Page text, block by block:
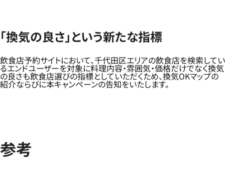
「換気の良さ」という新たな指標
飲食店予約サイトにおいて、千代田区エリアの飲食店を検索してい
るエンドユーザーを対象に料理内容・雰囲気・価格だけでなく換気
の良さも飲食店選びの指標としていただくため、換気OKマップの
紹介ならびに本キャンペーンの告知をいたします。
参考